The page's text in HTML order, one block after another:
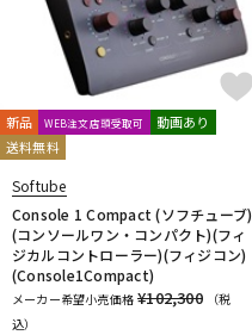
新品 WEB注文店頭受取可
動画あり
送料無料
Softube
Console 1 Compact (ソフチューブ)
(コンソールワン・コンパクト)(フィ
ジカルコントローラー)(フィジコン)
(Console1Compact)
メーカー希望小売価格 ¥102,300
（税
込）